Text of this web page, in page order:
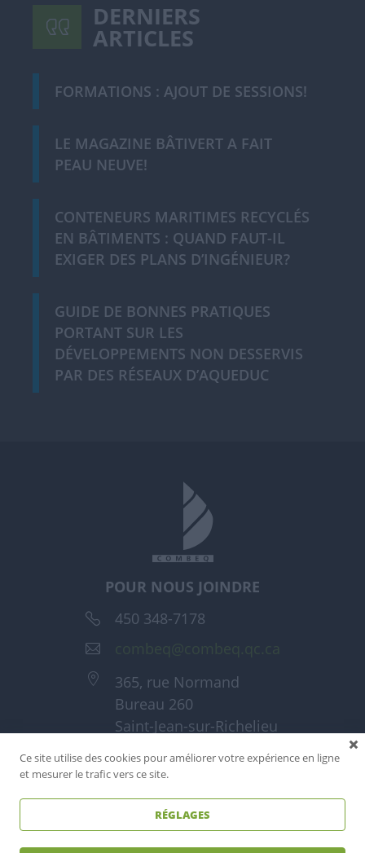
DERNIERS
ARTICLES
FORMATIONS : AJOUT DE SESSIONS!
LE MAGAZINE BÂTIVERT A FAIT
PEAU NEUVE!
CONTENEURS MARITIMES RECYCLÉS
EN BÂTIMENTS : QUAND FAUT-IL
EXIGER DES PLANS D’INGÉNIEUR?
GUIDE DE BONNES PRATIQUES
PORTANT SUR LES
DÉVELOPPEMENTS NON DESSERVIS
PAR DES RÉSEAUX D’AQUEDUC
POUR NOUS JOINDRE
450 348-7178
365, rue Normand
Bureau 260
Saint-Jean-sur-Richelieu
Tous droits réservés - Combeq 2026
Ce site utilise des cookies pour améliorer votre expérience en ligne
et mesurer le trafic vers ce site.
RÉGLAGES